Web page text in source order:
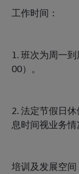
工作时间：
1. 班次为周一
00）。
2. 法定节假日
息时间视业务情
培训及发展空间